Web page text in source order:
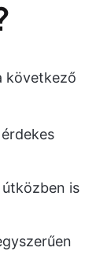
következő
is